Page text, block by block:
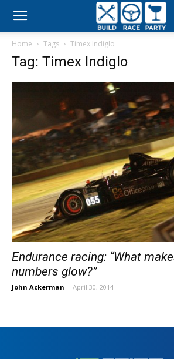
Build
Home Tags Timex Indiglo
Tag: Timex Indiglo
Endurance racing: “What
numbers glow?”
John Ackerman - April 30, 2014